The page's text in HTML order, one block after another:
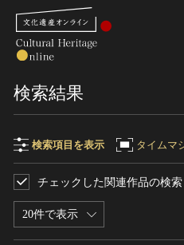
さらに
トップ
検索結果
検索項目を表示 タイムマ
20件で表示
チェックした関連作品の検索
検索項目
フリーワード